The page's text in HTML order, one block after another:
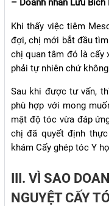
– Doanh nhân Lưu Bích
Khi thấy việc tiêm
đợi, chị mới bắt đầu
chị quan tâm đó là cấy
phải tự nhiên chứ
Sau khi được tư vấn,
phù hợp với mong
mật độ tóc vừa đáp
chị đã quyết định
khám Cấy ghép tóc Y
III. VÌ SAO
NGUYỆT CẤY